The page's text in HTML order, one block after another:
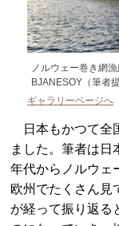
ノルウェー巻き網
BJANESOY（筆者提
ギャラリーページへ
日本もかつて全
ました。筆者は日
年代からノルウェ
欧州でたくさん見
が経って振り返る